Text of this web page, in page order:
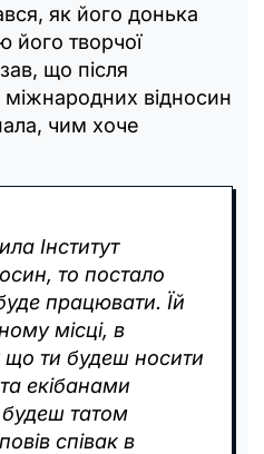
як його донька
його творчої
що після
міжнародних відносин
чим хоче
Інститут
то постало
працювати. Їй
місці, в
ти будеш носити
екібанами
татом
співак в